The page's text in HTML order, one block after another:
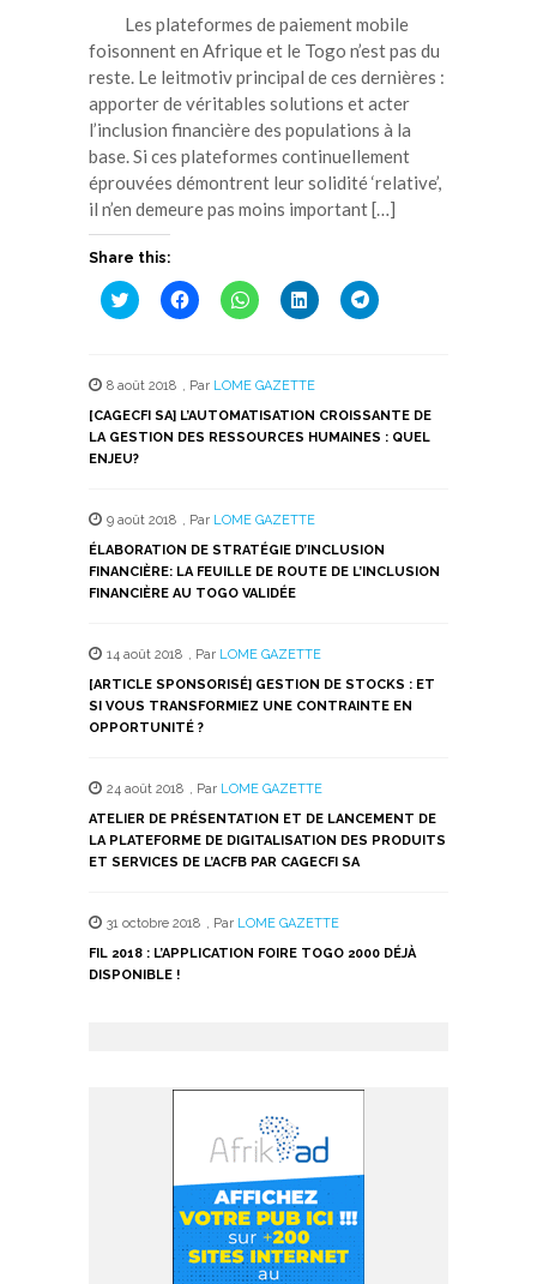
Les plateformes de paiement mobile
foisonnent en Afrique et le Togo n’est pas du
reste. Le leitmotiv principal de ces dernières :
apporter de véritables solutions et acter
l’inclusion financière des populations à la
base. Si ces plateformes continuellement
éprouvées démontrent leur solidité ‘relative’,
il n’en demeure pas moins important […]
Share this:
Cliquez
pour
une
nouvelle
fenêtre)
Cliquez
pour
une
nouvelle
fenêtre)
Cliquez
pour
une
nouvelle
fenêtre)
Cliquez
pour
une
nouvelle
fenêtre)
Cliquez
pour
nouvelle
fenêtre)
8 août 2018 , Par LOME GAZETTE
[CAGECFI SA] L’AUTOMATISATION CROISSANTE DE
LA GESTION DES RESSOURCES HUMAINES : QUEL
ENJEU?
9 août 2018 , Par LOME GAZETTE
ÉLABORATION DE STRATÉGIE D’INCLUSION
FINANCIÈRE: LA FEUILLE DE ROUTE DE L’INCLUSION
FINANCIÈRE AU TOGO VALIDÉE
14 août 2018 , Par LOME GAZETTE
[ARTICLE SPONSORISÉ] GESTION DE STOCKS : ET
SI VOUS TRANSFORMIEZ UNE CONTRAINTE EN
OPPORTUNITÉ ?
24 août 2018 , Par LOME GAZETTE
ATELIER DE PRÉSENTATION ET DE LANCEMENT DE
LA PLATEFORME DE DIGITALISATION DES PRODUITS
ET SERVICES DE L’ACFB PAR CAGECFI SA
31 octobre 2018 , Par LOME GAZETTE
FIL 2018 : L’APPLICATION FOIRE TOGO 2000 DÉJÀ
DISPONIBLE !